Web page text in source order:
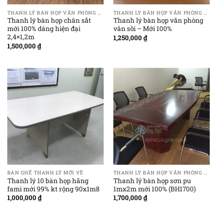
Thanh lý bàn họp chân sắt
mới 100% dáng hiện đại
2,4×1,2m
1,500,000₫
Thanh lý bàn họp văn phòng
vân sồi – Mới 100%
1,250,000₫
BÀN GHẾ THANH LÝ MỚI VỀ
Thanh lý 10 bàn họp hãng
fami mới 99% kt rộng 90x1m8
1,000,000₫
THANH LÝ BÀN HỌP VĂN PHÒNG GIÁ RẺ
Thanh lý bàn họp sơn pu
1mx2m mới 100% (BH1700)
1,700,000₫